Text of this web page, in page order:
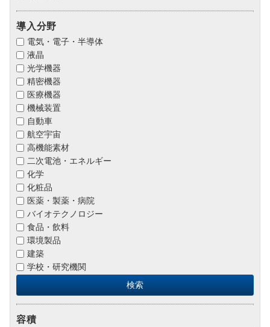
導入分野
電気・電子・半導体
液晶
光学機器
精密機器
医療機器
機械装置
自動車
航空宇宙
高機能素材
二次電池・エネルギー
化学
化粧品
医薬・製薬・病院
バイオテクノロジー
食品・飲料
環境製品
建築
学校・研究機関
容積